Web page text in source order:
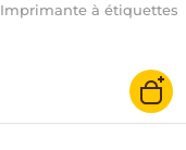
Imprimante à étiquettes